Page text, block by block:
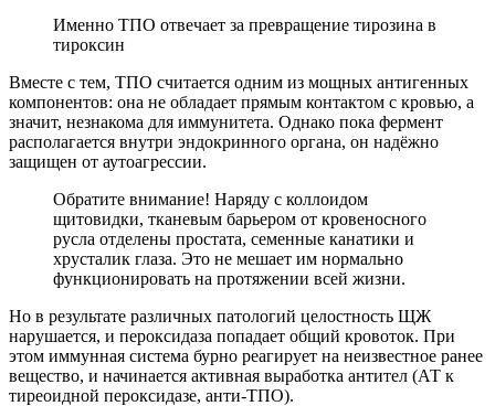
Именно ТПО отвечает за превращение тирозина в
тироксин
Вместе с тем, ТПО считается одним из мощных антигенных
компонентов: она не обладает прямым контактом с кровью, а
значит, незнакома для иммунитета. Однако пока фермент
располагается внутри эндокринного органа, он надёжно
защищен от аутоагрессии.
Обратите внимание! Наряду с коллоидом
щитовидки, тканевым барьером от кровеносного
русла отделены простата, семенные канатики и
хрусталик глаза. Это не мешает им нормально
функционировать на протяжении всей жизни.
Но в результате различных патологий целостность ЩЖ
нарушается, и пероксидаза попадает общий кровоток. При
этом иммунная система бурно реагирует на неизвестное ранее
вещество, и начинается активная выработка антител (АТ к
тиреоидной пероксидазе, анти-ТПО).